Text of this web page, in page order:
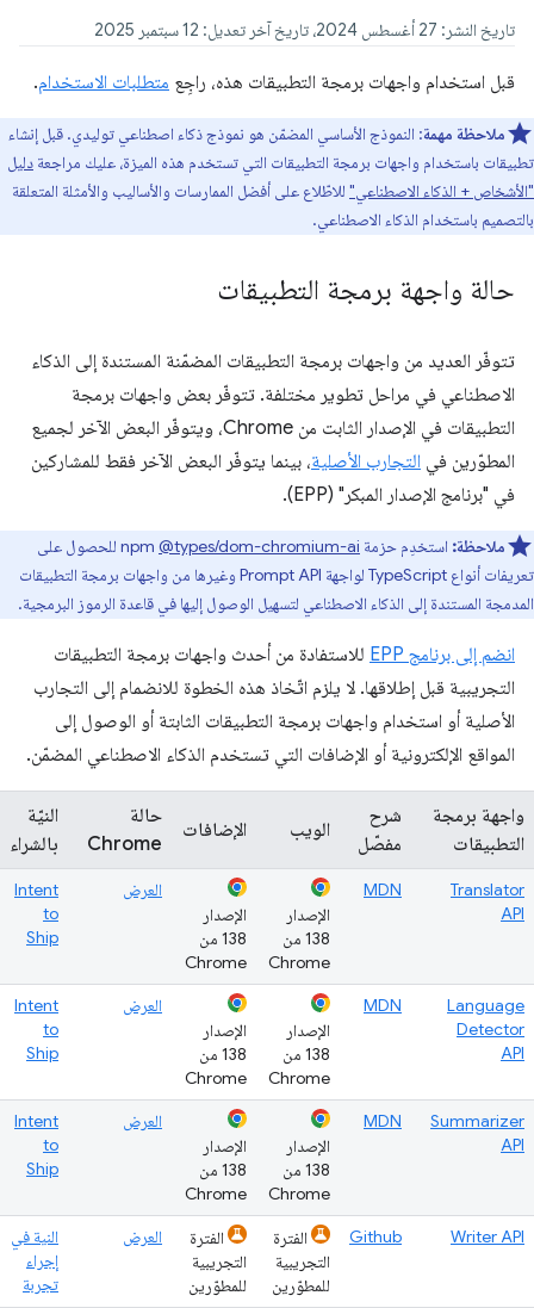
تاريخ النشر: 27 أغسطس 2024، تاريخ آخر تعديل: 12 سبتمبر 2025
قبل استخدام واجهات برمجة التطبيقات هذه، راجِع متطلبات الاستخدام.
ملاحظة مهمة: النموذج الأساسي المضمّن هو نموذج ذكاء اصطناعي توليدي. قبل إنشاء
تطبيقات باستخدام واجهات برمجة التطبيقات التي تستخدم هذه الميزة، عليك مراجعة دليل
"الأشخاص + الذكاء الاصطناعي" للاطّلاع على أفضل الممارسات والأساليب والأمثلة المتعلقة
بالتصميم باستخدام الذكاء الاصطناعي.
حالة واجهة برمجة التطبيقات
تتوفّر العديد من واجهات برمجة التطبيقات المضمّنة المستندة إلى الذكاء
الاصطناعي في مراحل تطوير مختلفة. تتوفّر بعض واجهات برمجة
التطبيقات في الإصدار الثابت من Chrome، ويتوفّر البعض الآخر لجميع
المطوّرين في التجارب الأصلية، بينما يتوفّر البعض الآخر فقط للمشاركين
في "برنامج الإصدار المبكر" (EPP).
ملاحظة: استخدِم حزمة npm ‎@types/dom-chromium-ai
للحصول على
تعريفات أنواع TypeScript لواجهة Prompt API وغيرها من واجهات برمجة التطبيقات
المدمجة المستندة إلى الذكاء الاصطناعي لتسهيل الوصول إليها في قاعدة الرموز البرمجية.
انضم إلى برنامج EPP
للاستفادة من أحدث واجهات برمجة التطبيقات
التجريبية قبل إطلاقها. لا يلزم اتّخاذ هذه الخطوة للانضمام إلى التجارب
الأصلية أو استخدام واجهات برمجة التطبيقات الثابتة أو الوصول إلى
المواقع الإلكترونية أو الإضافات التي تستخدم الذكاء الاصطناعي المضمّن.
واجهة برمجة
التطبيقات
شرح
مفصّل
الويب الإضافات
حالة
Chrome
النيّة
بالشراء
Translator
API
MDN
الإصدار
138 من
Chrome
الإصدار
138 من
Chrome
العرض
Intent
to
Ship
Language
Detector
API
MDN
الإصدار
138 من
Chrome
الإصدار
138 من
Chrome
العرض
Intent
to
Ship
Summarizer
API
MDN
الإصدار
138 من
Chrome
الإصدار
138 من
Chrome
العرض
Intent
to
Ship
Writer API
Github
الفترة
التجريبية
للمطوّرين
الفترة
التجريبية
للمطوّرين
العرض
النية في
إجراء
تجربة